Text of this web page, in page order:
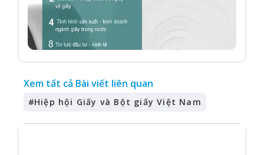
Xem tất cả Bài viết liên quan
#Hiệp hội Giấy và Bột giấy Việt Nam